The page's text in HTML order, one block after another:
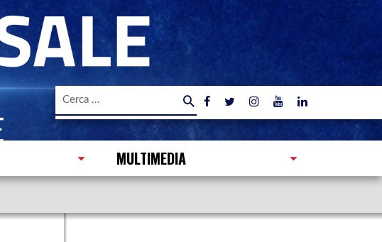
Ricerca
MULTIMEDIA